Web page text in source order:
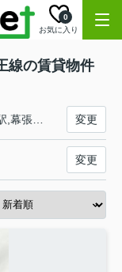
お気に入り
0
線の賃貸物件
変更
変更